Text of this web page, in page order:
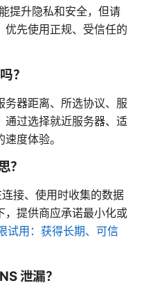
提升隐私和安全，但请
优先使用正规、受信任的
？
务器距离、所选协议、服
通过选择就近服务器、适
度体验。
？
接、使用时收集的数据
，提供商应承诺最小化或
试用：获得长期、可信
泄漏？